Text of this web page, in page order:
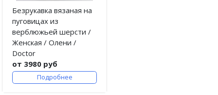
Безрукавка вязаная на
пуговицах из
верблюжьей шерсти /
Женская / Олени /
Doctor
от 3980 руб
Подробнее